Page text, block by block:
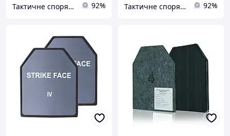
Тактичне спорядження 92% Тактичне спорядження 92%